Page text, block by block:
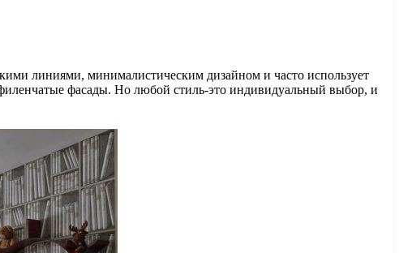
линиями, минималистическим дизайном и часто использует
фасады. Но любой стиль-это индивидуальный выбор, и